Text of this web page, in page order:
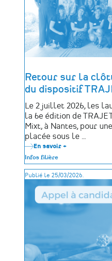
mémoires
afro-
atlantiques
avec
le
projet
PANO
DA
Retour sur la
du dispositif
Le 2 juillet 2026, les
la 6e édition de
Mixt, à Nantes, pour
placée sous le …
En savoir +
la
clôture
la
6e
édition
du
Infos filière
Publié le 25/03/2026.